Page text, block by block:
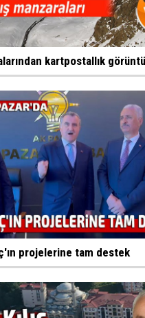
kartpostallık
projelerine tam destek